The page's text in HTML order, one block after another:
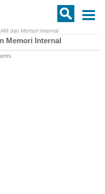
dan Memori Internal
Memori Internal